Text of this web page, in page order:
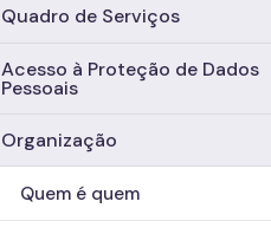
Quadro de Serviços
Acesso à Proteção de Dados
Pessoais
Organização
Quem é quem